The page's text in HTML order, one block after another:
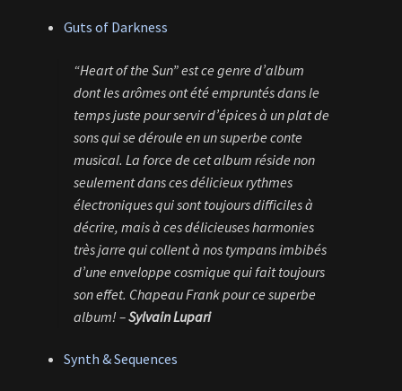
Guts of Darkness
“Heart of the Sun” est ce genre d’album
dont les arômes ont été empruntés dans le
temps juste pour servir d’épices à un plat de
sons qui se déroule en un superbe conte
musical. La force de cet album réside non
seulement dans ces délicieux rythmes
électroniques qui sont toujours difficiles à
décrire, mais à ces délicieuses harmonies
très jarre qui collent à nos tympans imbibés
d’une enveloppe cosmique qui fait toujours
son effet. Chapeau Frank pour ce superbe
album! –Sylvain Lupari
Synth & Sequences